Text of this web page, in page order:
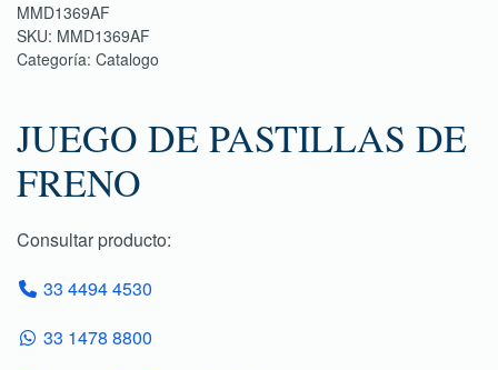
MMD1369AF
SKU: MMD1369AF
Categoría: Catalogo
JUEGO DE PASTILLAS DE
FRENO
Consultar producto:
33 4494 4530
33 1478 8800